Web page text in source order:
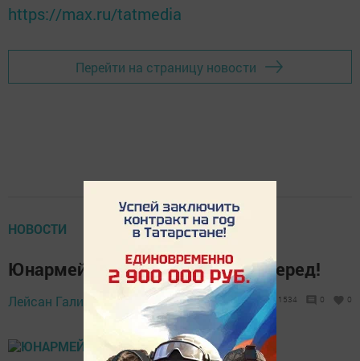
https://max.ru/tatmedia
Перейти на страницу новости
НОВОСТИ
Юнармейцы Нурлата, только вперед!
Лейсан Галиева,
16 сентября 2019 -
09:36
1534 0 0